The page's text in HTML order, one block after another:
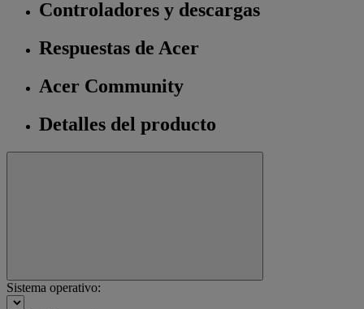
Controladores y descargas
Respuestas de Acer
Acer Community
Detalles del producto
Sistema operativo: